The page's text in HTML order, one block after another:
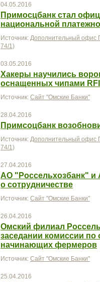
04.05.2016
Примосцбанк стал
национальной
Источник: Дополнительный офис
74/1)
03.05.2016
Хакеры научились
оснащенных чипами
Источник: Сайт "Омские Банки"
28.04.2016
Примсоцбанк
Источник: Дополнительный офис
74/1)
27.04.2016
АО "Россельхозбанк" и
о сотрудничестве
Источник: Сайт "Омские Банки"
26.04.2016
Омский филиал
заседании комиссии по
начинающих фермеров
Источник: Сайт "Омские Банки"
25.04.2016